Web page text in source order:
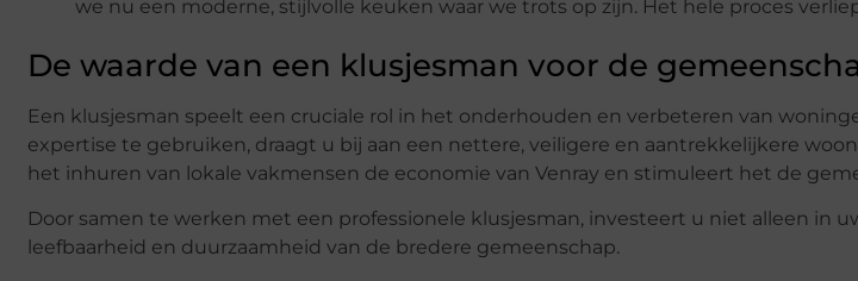
we nu een moderne, stijlvolle keuken waar we trots op zijn. Het hele proces
De waarde van een klusjesman voor de
Een klusjesman speelt een cruciale rol in het onderhouden en verbeteren van
expertise te gebruiken, draagt u bij aan een nettere, veiligere en aantrekkelijkere
het inhuren van lokale vakmensen de economie van Venray en stimuleert het de
Door samen te werken met een professionele klusjesman, investeert u niet alleen in
leefbaarheid en duurzaamheid van de bredere gemeenschap.